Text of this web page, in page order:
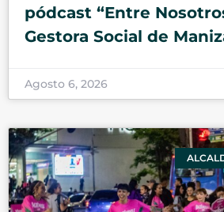
pódcast “Entre
Gestora Social de
Agosto 6, 2026